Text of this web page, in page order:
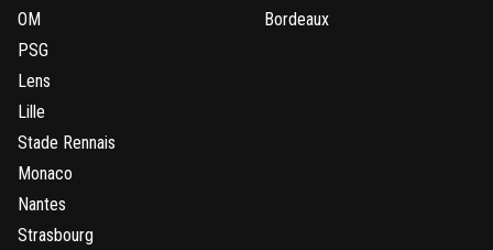
OM
PSG
Lens
Lille
Stade Rennais
Monaco
Nantes
Strasbourg
Bordeaux